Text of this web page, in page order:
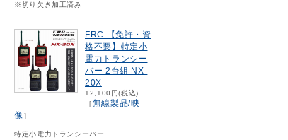
※切り欠き加工済み
FRC 【免許・資
格不要】特定小
電力トランシー
バー 2台組 NX-
20X
12,100円(税込)
［無線製品/映
像］
特定小電力トランシーバー